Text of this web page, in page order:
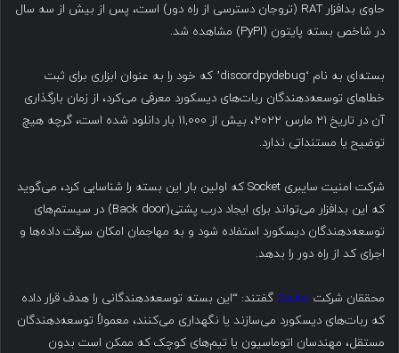
حاوی بدافزار RAT (تروجان دسترسی از راه دور) است، پس از بیش از سه سال
در شاخص بسته پایتون (PyPI) مشاهده شد.
بسته‌ای به نام ‘discordpydebug’ که خود را به عنوان ابزاری برای ثبت
خطاهای توسعه‌دهندگان ربات‌های دیسکورد معرفی می‌کرد، از زمان بارگذاری
آن در تاریخ ۲۱ مارس ۲۰۲۲، بیش از ۱۱,۰۰۰ بار دانلود شده است، گرچه هیچ
توضیح یا مستنداتی ندارد.
شرکت امنیت سایبری Socket که اولین بار این بسته را شناسایی کرد، می‌گوید
که این بدافزار می‌تواند برای ایجاد درب پشتی(Back door) در سیستم‌های
توسعه‌دهندگان دیسکورد استفاده شود و به مهاجمان امکان سرقت داده‌ها و
اجرای کد از راه دور را بدهد.
محققان شرکت Socket گفتند: “این بسته توسعه‌دهندگانی را هدف قرار داده
که ربات‌های دیسکورد می‌سازند یا نگهداری می‌کنند، معمولاً توسعه‌دهندگان
مستقل، مهندسان اتوماسیون یا تیم‌های کوچک که ممکن است بدون